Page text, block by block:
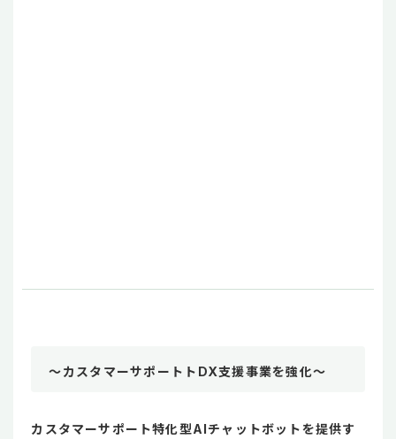
～カスタマーサポートトDX支援事業を強化～
カスタマーサポート特化型AIチャットボットを提供す